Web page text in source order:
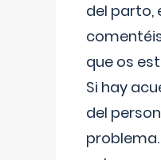
del parto,
que os
Si hay
del